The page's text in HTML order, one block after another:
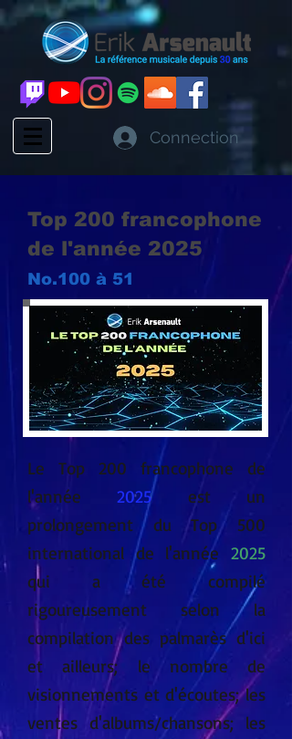
Connection
Top 200 francophone
de l'année 2025
No.100 à 51
Le Top 200 francophone de
l'année2025est un
prolongement du Top 500
international de l'année 2025
qui a été compilé
rigoureusement selon la
compilation des palmarès d'ici
et ailleurs; le nombre de
visionnements et d'écoutes; les
ventes d'albums/chansons; les